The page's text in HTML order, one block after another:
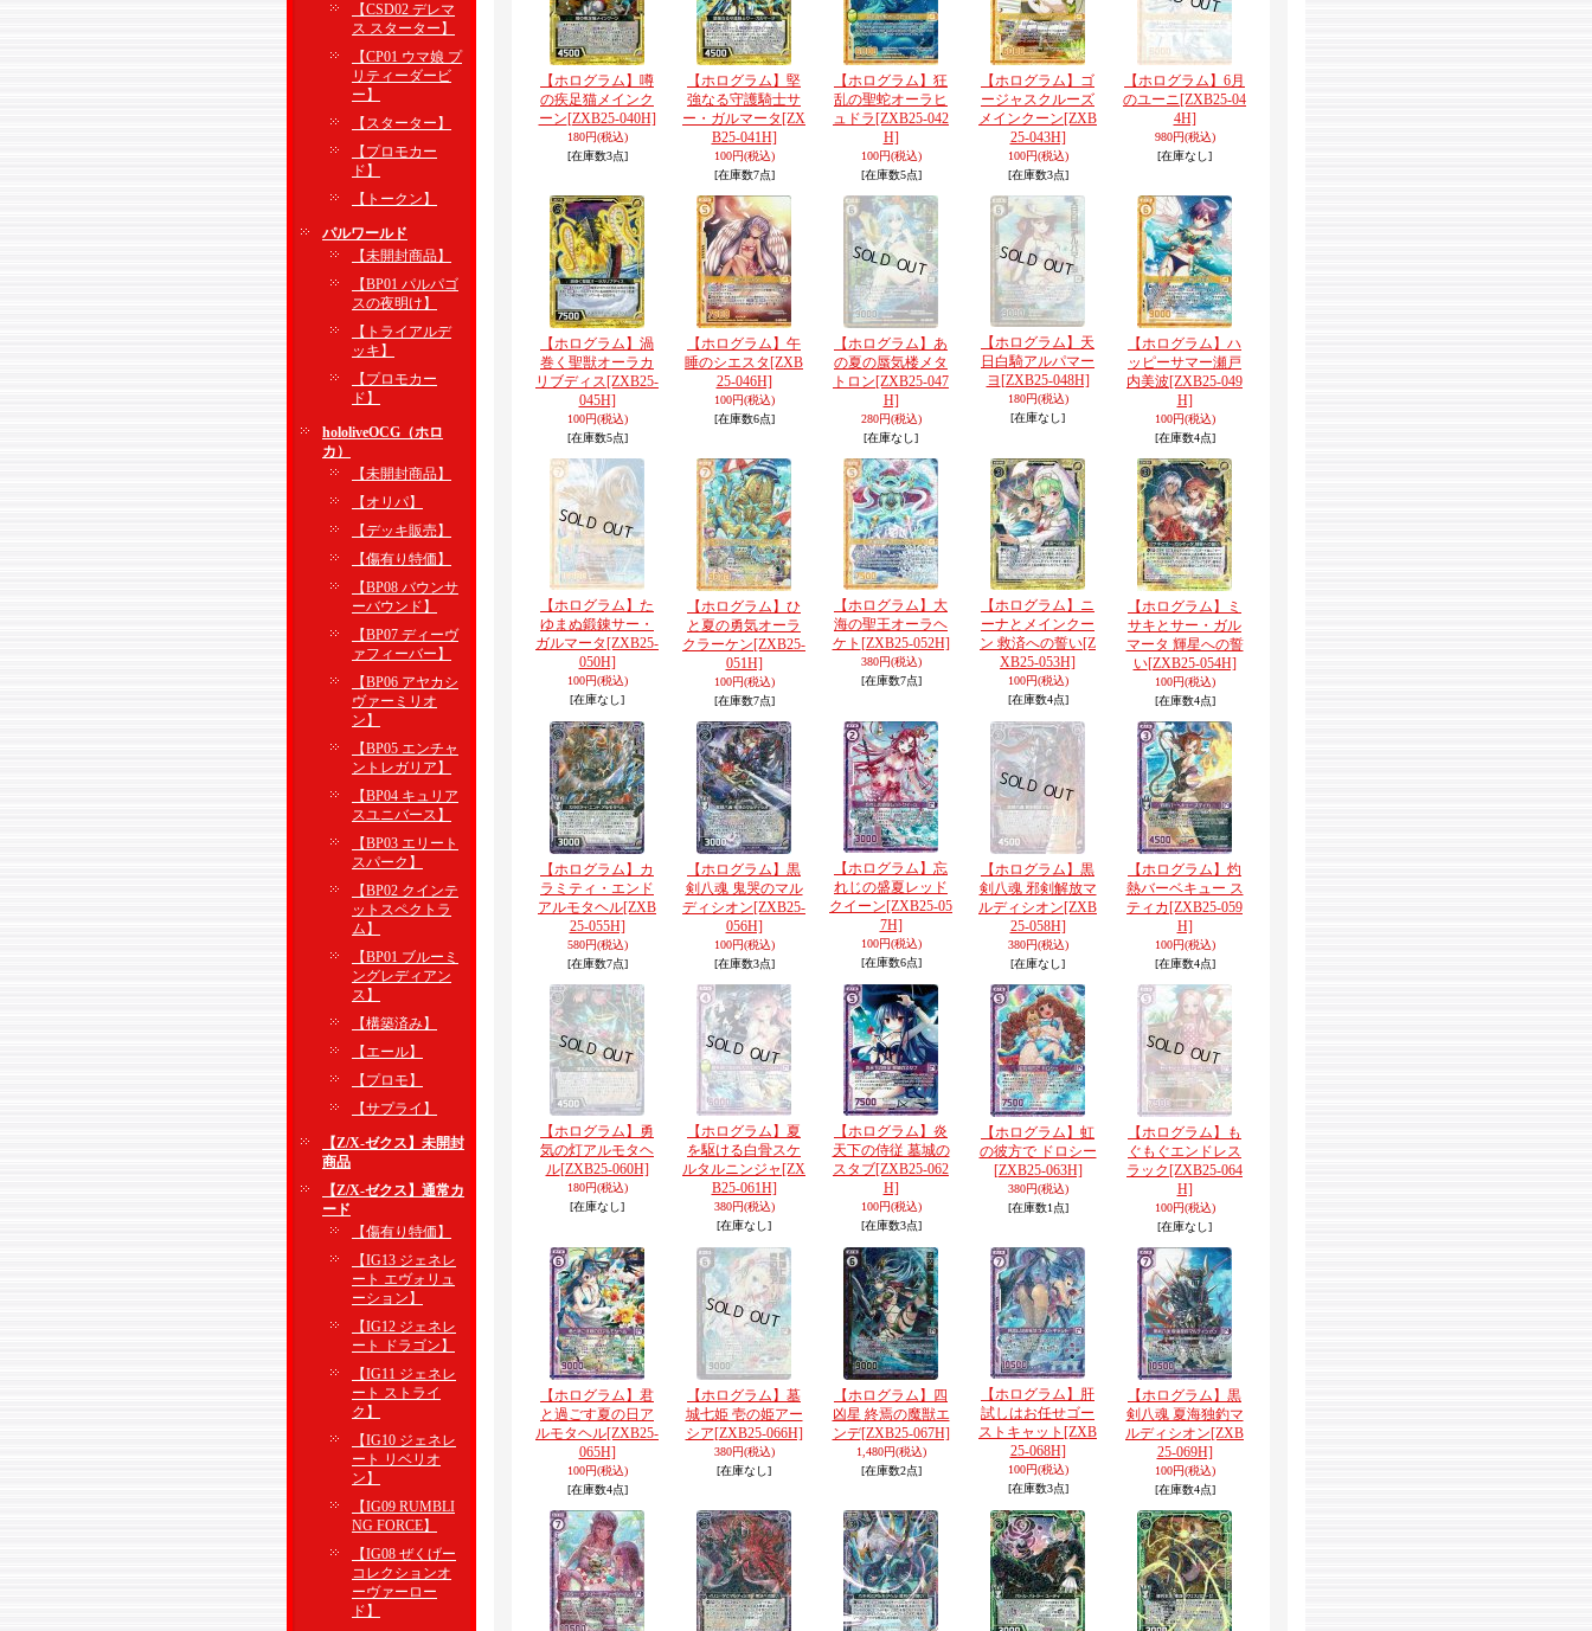
【CSD02 デレマ
ス スターター】
【CP01 ウマ娘 プ
リティーダービ
ー】
【スターター】
【プロモカー
ド】
【トークン】
パルワールド
【未開封商品】
【BP01 パルパゴ
スの夜明け】
【トライアルデ
ッキ】
【プロモカー
ド】
hololiveOCG（ホロ
カ）
【未開封商品】
【オリパ】
【デッキ販売】
【傷有り特価】
【BP08 バウンサ
ーバウンド】
【BP07 ディーヴ
ァフィーバー】
【BP06 アヤカシ
ヴァーミリオ
ン】
【BP05 エンチャ
ントレガリア】
【BP04 キュリア
スユニバース】
【BP03 エリート
スパーク】
【BP02 クインテ
ットスペクトラ
ム】
【BP01 ブルーミ
ングレディアン
ス】
【構築済み】
【エール】
【プロモ】
【サプライ】
【Z/X-ゼクス】未開封
商品
【Z/X-ゼクス】通常カ
ード
【傷有り特価】
【IG13 ジェネレ
ート エヴォリュ
ーション】
【IG12 ジェネレ
ート ドラゴン】
【IG11 ジェネレ
ート ストライ
ク】
【IG10 ジェネレ
ート リベリオ
ン】
【IG09 RUMBLI
NG FORCE】
【IG08 ぜくげー
コレクションオ
ーヴァーロー
ド】
【ホログラム】噂
の疾足猫メインク
ーン[ZXB25-040H]
180円(税込)
[在庫数3点]
【ホログラム】堅
強なる守護騎士サ
ー・ガルマータ [ZX
B25-041H]
100円(税込)
[在庫数7点]
【ホログラム】狂
乱の聖蛇オーラヒ
ュドラ [ZXB25-042
H]
100円(税込)
[在庫数5点]
【ホログラム】ゴ
ージャスクルーズ
メインクーン[ZXB
25-043H]
100円(税込)
[在庫数3点]
【ホログラム】6月
のユーニ[ZXB25-04
4H]
980円(税込)
[在庫なし]
【ホログラム】渦
巻く聖獣オーラカ
リブディス[ZXB25-
045H]
100円(税込)
[在庫数5点]
【ホログラム】午
睡のシエスタ [ZXB
25-046H]
100円(税込)
[在庫数6点]
【ホログラム】あ
の夏の蜃気楼メタ
トロン[ZXB25-047
H]
280円(税込)
[在庫なし]
【ホログラム】天
日白騎アルパマー
ヨ [ZXB25-048H]
180円(税込)
[在庫なし]
【ホログラム】ハ
ッピーサマー瀬戸
内美波[ZXB25-049
H]
100円(税込)
[在庫数4点]
【ホログラム】た
ゆまぬ鍛錬サー・
ガルマータ [ZXB25-
050H]
100円(税込)
[在庫なし]
【ホログラム】ひ
と夏の勇気オーラ
クラーケン[ZXB25-
051H]
100円(税込)
[在庫数7点]
【ホログラム】大
海の聖王オーラヘ
ケト [ZXB25-052H]
380円(税込)
[在庫数7点]
【ホログラム】ニ
ーナとメインクー
ン 救済への誓い[Z
XB25-053H]
100円(税込)
[在庫数4点]
【ホログラム】ミ
サキとサー・ガル
マータ 輝星への誓
い[ZXB25-054H]
100円(税込)
[在庫数4点]
【ホログラム】カ
ラミティ・エンド
アルモタヘル[ZXB
25-055H]
580円(税込)
[在庫数7点]
【ホログラム】黒
剣八魂 鬼哭のマル
ディシオン[ZXB25-
056H]
100円(税込)
[在庫数3点]
【ホログラム】忘
れじの盛夏レッド
クイーン[ZXB25-05
7H]
100円(税込)
[在庫数6点]
【ホログラム】黒
剣八魂 邪剣解放マ
ルディシオン[ZXB
25-058H]
380円(税込)
[在庫なし]
【ホログラム】灼
熱バーベキュー ス
ティカ [ZXB25-059
H]
100円(税込)
[在庫数4点]
【ホログラム】勇
気の灯アルモタヘ
ル[ZXB25-060H]
180円(税込)
[在庫なし]
【ホログラム】夏
を駆ける白骨スケ
ルタルニンジャ [ZX
B25-061H]
380円(税込)
[在庫なし]
【ホログラム】炎
天下の侍従 墓城の
スタブ[ZXB25-062
H]
100円(税込)
[在庫数3点]
【ホログラム】虹
の彼方で ドロシー
[ZXB25-063H]
380円(税込)
[在庫数1点]
【ホログラム】も
ぐもぐエンドレス
ラック [ZXB25-064
H]
100円(税込)
[在庫なし]
【ホログラム】君
と過ごす夏の日ア
ルモタヘル[ZXB25-
065H]
100円(税込)
[在庫数4点]
【ホログラム】墓
城七姫 壱の姫アー
シア[ZXB25-066H]
380円(税込)
[在庫なし]
【ホログラム】四
凶星 終焉の魔獣エ
ンデ[ZXB25-067H]
1,480円(税込)
[在庫数2点]
【ホログラム】肝
試しはお任せゴー
ストキャット [ZXB
25-068H]
100円(税込)
[在庫数3点]
【ホログラム】黒
剣八魂 夏海独釣マ
ルディシオン[ZXB
25-069H]
100円(税込)
[在庫数4点]